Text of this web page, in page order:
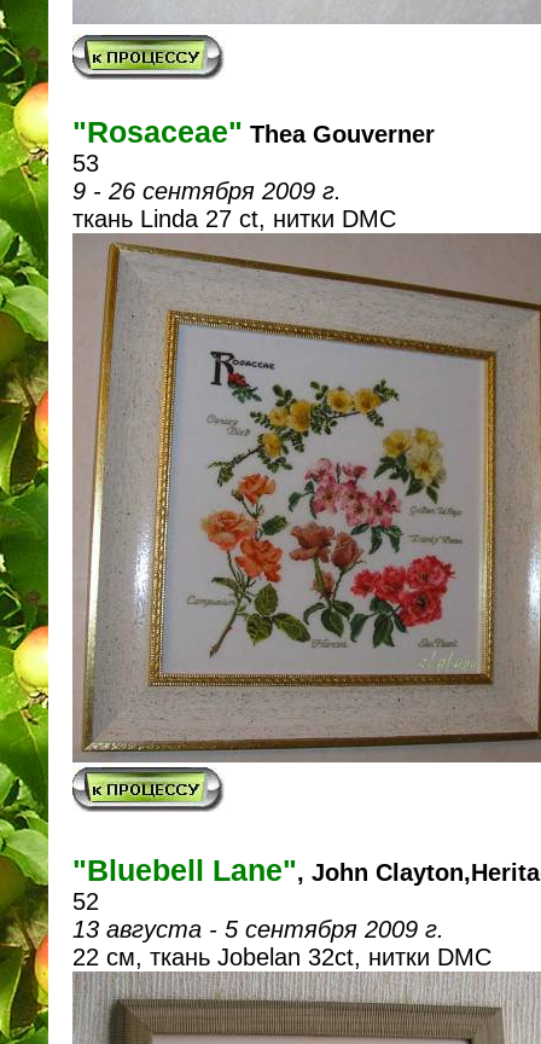
"Rosaceae" Thea Gouverner
53
9 - 26 сентября 2009 г.
ткань Linda 27 ct, нитки DMC
"Bluebell Lane", John
52
13 августа - 5 сентября 2009 г.
22 cм, ткань Jobelan 32ct, нитки DMC